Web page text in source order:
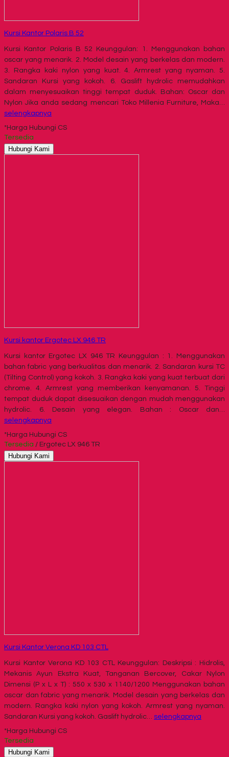
Kursi Kantor Polaris B 52
Kursi Kantor Polaris B 52 Keunggulan: 1. Menggunakan bahan
oscar yang menarik. 2. Model desain yang berkelas dan modern.
3. Rangka kaki nylon yang kuat. 4. Armrest yang nyaman. 5.
Sandaran Kursi yang kokoh. 6. Gaslift hydrolic memudahkan
dalam menyesuaikan tinggi tempat duduk. Bahan: Oscar dan
Nylon Jika anda sedang mencari Toko Millenia Furniture, Maka…
selengkapnya
*Harga Hubungi CS
Tersedia
Hubungi Kami
Kursi kantor Ergotec LX 946 TR
Kursi kantor Ergotec LX 946 TR Keunggulan : 1. Menggunakan
bahan fabric yang berkualitas dan menarik. 2. Sandaran kursi TC
(Tilting Control) yang kokoh. 3. Rangka kaki yang kuat terbuat dari
chrome. 4. Armrest yang memberikan kenyamanan. 5. Tinggi
tempat duduk dapat disesuaikan dengan mudah menggunakan
hydrolic. 6. Desain yang elegan. Bahan : Oscar dan…
selengkapnya
*Harga Hubungi CS
Tersedia / Ergotec LX 946 TR
Hubungi Kami
Kursi Kantor Verona KD 103 CTL
Kursi Kantor Verona KD 103 CTL Keunggulan: Deskripsi : Hidrolis,
Mekanis Ayun Ekstra Kuat, Tanganan Bercover, Cakar Nylon
Dimensi (P x L x T) : 550 x 530 x 1140/1200 Menggunakan bahan
oscar dan fabric yang menarik. Model desain yang berkelas dan
modern. Rangka kaki nylon yang kokoh. Armrest yang nyaman.
Sandaran Kursi yang kokoh. Gaslift hydrolic… selengkapnya
*Harga Hubungi CS
Tersedia
Hubungi Kami